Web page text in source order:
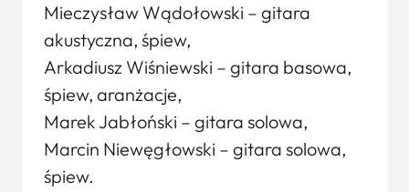
Mieczysław Wądołowski – gitara
akustyczna, śpiew,
Arkadiusz Wiśniewski – gitara basowa,
śpiew, aranżacje,
Marek Jabłoński – gitara solowa,
Marcin Niewęgłowski – gitara solowa,
śpiew.